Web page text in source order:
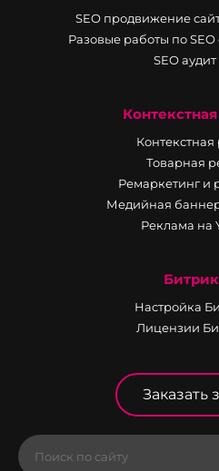
SEO продвижение
Разовые работы по
SEO аудит
Товарная
Ремаркетинг и
Медийная
Реклама на
Настройка
Лицензии
Заказать